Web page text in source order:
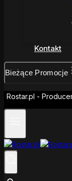
Kontakt
Bieżące Promocje
Rostar.pl -